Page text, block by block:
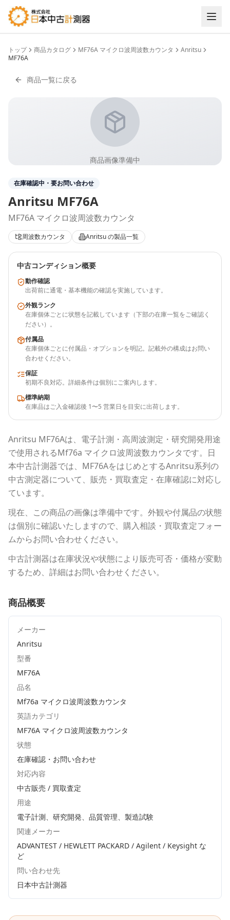
トップ 商品カタログ MF76A マイクロ波周波数カウンタ
Anritsu
MF76A
商品一覧に戻る
商品画像準備中
在庫確認中・要お問い合わせ
Anritsu MF76A
MF76A マイクロ波周波数カウンタ
周波数カウンタ Anritsuの製品一覧
中古コンディション概要
動作確認
出荷前に通電・基本機能の確認を実施しています。
外観ランク
在庫個体ごとに状態を記載しています（下部の在庫一覧をご確認く
ださい）。
付属品
在庫個体ごとに付属品・オプションを明記。記載外の構成はお問い
合わせください。
保証
初期不良対応。詳細条件は個別にご案内します。
標準納期
在庫品はご入金確認後 1〜5 営業日を目安に出荷します。
Anritsu MF76Aは、電子計測・高周波測定・研究開発用途
で使用されるMf76a マイクロ波周波数カウンタです。 日
本中古計測器では、 MF76AをはじめとするAnritsu系列の
中古測定器について、販売・買取査定・在庫確認に対応し
ています。
現在、この商品の画像は準備中です。外観や付属品の状態
は個別に確認いたしますので、購入相談・買取査定フォー
ムからお問い合わせください。
中古計測器は在庫状況や状態により販売可否・価格が変動
するため、詳細はお問い合わせください。
商品概要
メーカー
Anritsu
型番
MF76A
品名
Mf76a マイクロ波周波数カウンタ
英語カテゴリ
MF76A マイクロ波周波数カウンタ
状態
在庫確認・お問い合わせ
対応内容
中古販売 / 買取査定
用途
電子計測、研究開発、品質管理、製造試験
関連メーカー
ADVANTEST / HEWLETT PACKARD / Agilent / Keysight な
ど
問い合わせ先
日本中古計測器